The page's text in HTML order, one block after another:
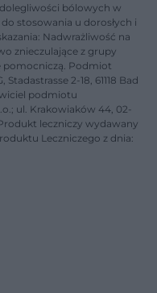
dolegliwości bólowych w
stosowania u dorosłych i
Nadwrażliwość na
znieczulające z grupy
pomocniczą. Podmiot
2-18, 61118 Bad
podmiotu
ul. Krakowiaków 44, 02-
leczniczy wydawany
Leczniczego z dnia: